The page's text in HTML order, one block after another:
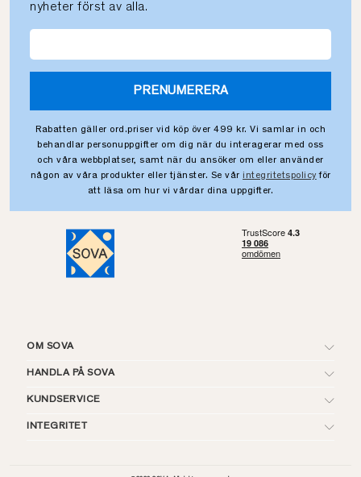
nyheter först av alla.
PRENUMERERA
Rabatten gäller ord.priser vid köp över 499 kr. Vi samlar in och
behandlar personuppgifter om dig när du interagerar med oss
och våra webbplatser, samt när du ansöker om eller använder
någon av våra produkter eller tjänster. Se vår integritetspolicy för
att läsa om hur vi vårdar dina uppgifter.
OM SOVA
HANDLA PÅ SOVA
KUNDSERVICE
INTEGRITET